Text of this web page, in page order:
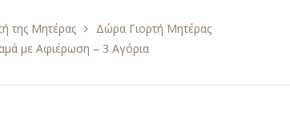
της Μητέρας
Δώρα Γιορτή Μητέρας
με Αφιέρωση – 3 Αγόρια